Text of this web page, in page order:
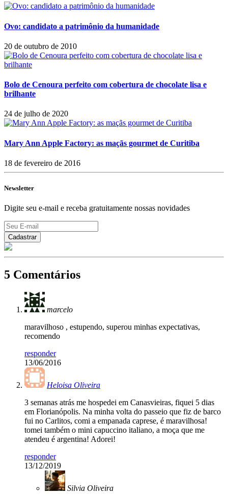
Ovo: candidato a patrimônio da humanidade
20 de outubro de 2010
Bolo de Cenoura perfeito com cobertura de chocolate lisa e
brilhante
24 de julho de 2020
Mary Ann Apple Factory: as maçãs gourmet de Curitiba
18 de fevereiro de 2016
Newsletter
Digite seu e-mail e receba gratuitamente nossas novidades
5 Comentários
marcelo
maravilhoso , estupendo, superou minhas expectativas,
recomendo
responder
13/06/2016
Heloisa Oliveira
3 semanas atrás me hospedei em Canasvieiras, fiquei 5 dias
em Florianópolis. Na minha volta do passeio que fiz de barco
fui no Carlitos, comi a empanada caprese, é maravilhosa!
tomei também o mini capuccino italiano, a moça que me
atendeu é argentina! Adorei!
responder
13/12/2019
Silvia Oliveira